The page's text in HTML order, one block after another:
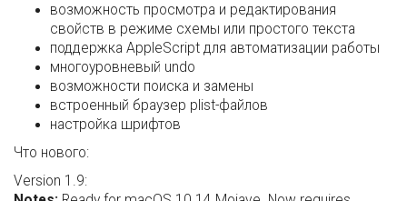
возможность просмотра и редактирования
свойств в режиме схемы или простого текста
поддержка AppleScript для автоматизации работы
многоуровневый undo
возможности поиска и замены
встроенный браузер plist-файлов
настройка шрифтов
Что нового:
Version 1.9: